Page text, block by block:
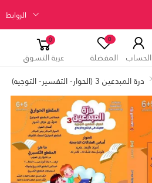
الروابط
الحساب
0
المفضلة
0
عربة التسوق
درة المبدعين 3 (الحوار- التفسير- التوجيه)